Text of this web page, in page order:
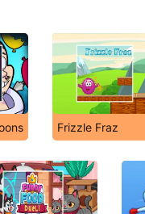
Frizzle Fraz